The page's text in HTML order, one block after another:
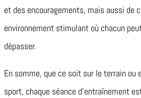
et des encouragements, mais aussi de
environnement stimulant où chacun
dépasser.
En somme, que ce soit sur le terrain ou
sport, chaque séance d’entraînement